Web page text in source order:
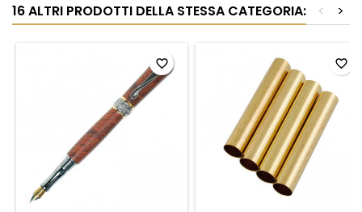
16 ALTRI PRODOTTI DELLA STESSA CATEGORIA: >
<
favorite_border favorite_border